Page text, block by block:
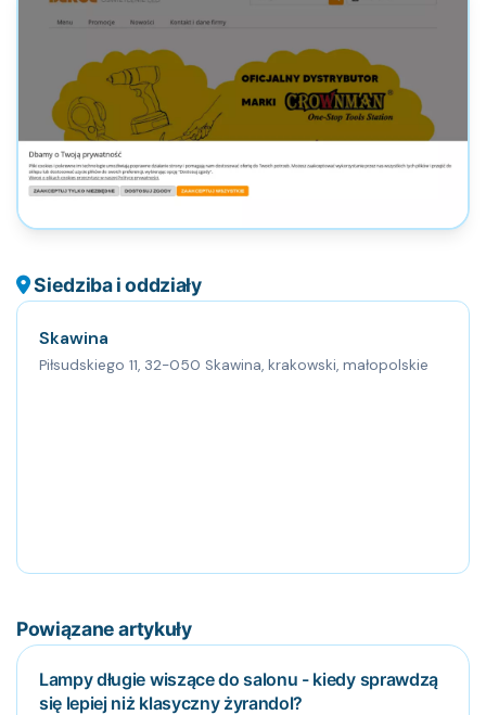
Siedziba i oddziały
Skawina
Piłsudskiego 11, 32-050 Skawina, krakowski, małopolskie
Powiązane artykuły
Lampy długie wiszące do salonu - kiedy sprawdzą
się lepiej niż klasyczny żyrandol?